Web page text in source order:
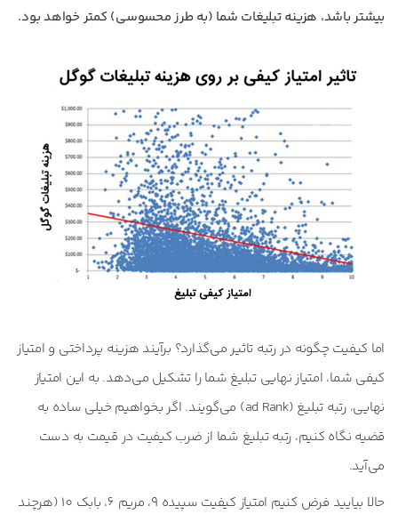
بیشتر باشد، هزینه تبلیغات شما (به طرز محسوسی) کمتر خواهد بود.
اما کیفیت چگونه در رتبه تاثیر می‌گذارد؟ برآیند هزینه پرداختی و امتیاز
کیفی شما، امتیاز نهایی تبلیغ شما را تشکیل می‌دهد. به این امتیاز
نهایی، رتبه تبلیغ (ad Rank) می‌گویند. اگر بخواهیم خیلی ساده به
قضیه نگاه کنیم، رتبه تبلیغ شما از ضرب کیفیت در قیمت به دست
می‌آید.
حالا بیایید فرض کنیم امتیاز کیفیت سپیده 9، مریم 6، بابک 10 (هرچند